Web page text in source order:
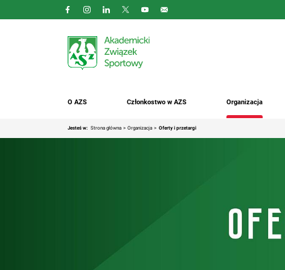
O AZS Członkostwo w AZS Organizacja
Jesteś w: Strona główna Organizacja Oferty i przetargi